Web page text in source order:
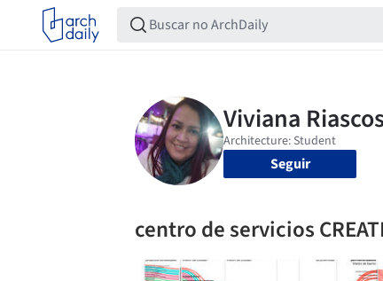
Seguir
centro de servicios